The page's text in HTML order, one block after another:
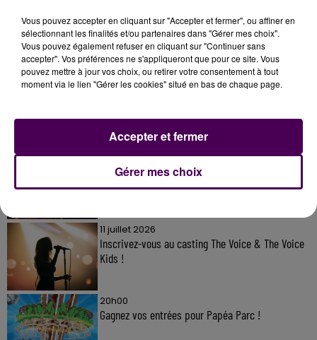
À LA UNE
20h00
Gagnez vos pass pour le V and B Fest' 2026 !
11 juillet 2026
Inscrivez-vous au casting The Voice & The Voice
Kids !
20h00
Gagnez vos entrées pour Papéa Parc !
Vous pouvez accepter en cliquant sur "Accepter et fermer", ou affiner en
sélectionnant les finalités et/ou partenaires dans "Gérer mes choix".
Vous pouvez également refuser en cliquant sur "Continuer sans
accepter". Vos préférences ne s'appliqueront que pour ce site. Vous
pouvez mettre à jour vos choix, ou retirer votre consentement à tout
moment via le lien "Gérer les cookies" situé en bas de chaque page.
Gérer mes choix
Accepter et fermer